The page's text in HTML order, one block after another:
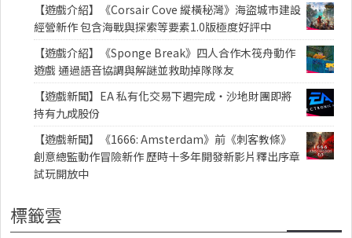
【遊戲介紹】《Corsair Cove 縱橫秘灣》海盜城市建設
經營新作 包含海戰與探索等要素1.0版極度好評中
【遊戲介紹】《Sponge Break》四人合作木筏舟動作
遊戲 通過語音協調與解謎並救助掉隊隊友
【遊戲新聞】EA 私有化交易下週完成・沙地財團即將
持有九成股份
【遊戲新聞】《1666: Amsterdam》前《刺客教條》
創意總監動作冒險新作 歷時十多年開發新影片釋出序章
試玩開放中
標籤雲